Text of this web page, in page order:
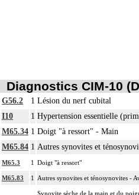
Diagnostics CIM-10
G56.2 1 Lésion du nerf cubital
I10
1 Hypertension essentielle
M65.34 1 Doigt "à ressort" - Main
M65.84 1 Autres synovites et
M65.3 1 Doigt "à ressort"
M65.83 1 Autres synovites et ténosynovites -
Synovite sèche de la main et du